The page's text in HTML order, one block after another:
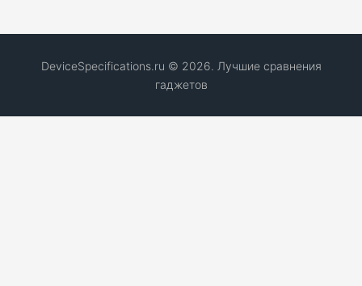
DeviceSpecifications.ru © 2026. Лучшие сравнения
гаджетов